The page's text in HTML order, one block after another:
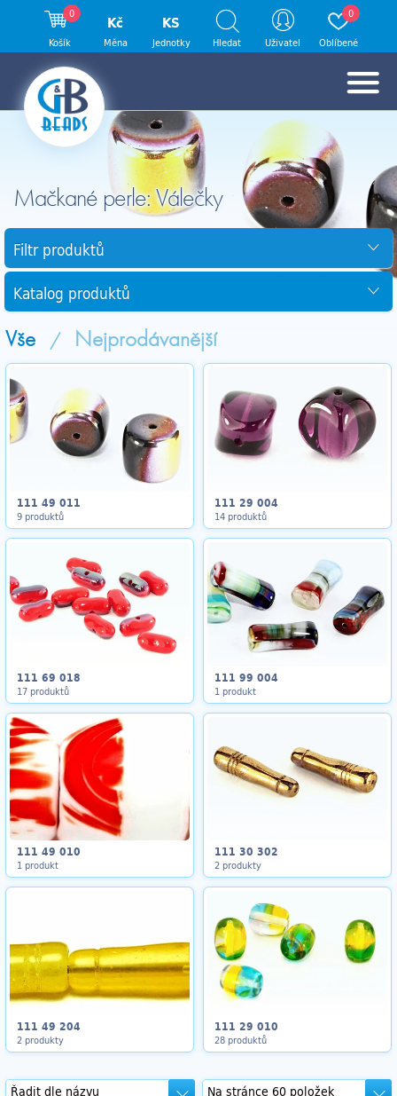
Mačkané perle: Válečky
Filtr produktů
Katalog produktů
Vše / Nejprodávanější
111 49 011
9 produktů
111 29 004
14 produktů
111 69 018
17 produktů
111 99 004
1 produkt
111 49 010
1 produkt
111 30 302
2 produkty
111 49 204
2 produkty
111 29 010
28 produktů
0
Košík
Kč
Měna
KS
Jednotky Hledat Uživatel
0
Oblíbené